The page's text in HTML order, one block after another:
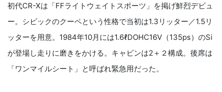
初代CR-Xは「FFライトウェイトスポーツ」を掲げ鮮烈デビュ
ー。シビックのクーペという性格で当初は1.3リッター／1.5リ
ッターを用意。1984年10月には1.6ℓDOHC16V（135ps）のSi
が登場し走りに磨きをかける。キャビンは2＋２構成。後席は
「ワンマイルシート」と呼ばれ緊急用だった。